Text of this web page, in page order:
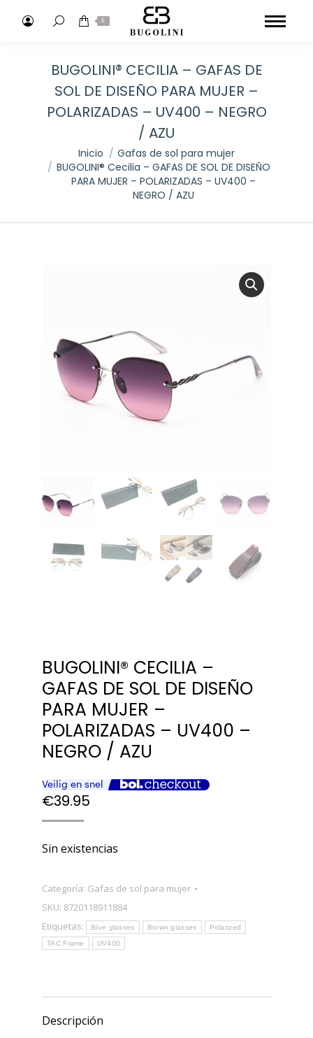
Buscar: 0
BUGOLINI® CECILIA – GAFAS DE
SOL DE DISEÑO PARA MUJER –
POLARIZADAS – UV400 – NEGRO
/ AZU
Estás aquí:
Inicio
Gafas de sol para mujer
BUGOLINI® Cecilia – GAFAS DE SOL DE DISEÑO
PARA MUJER – POLARIZADAS – UV400 –
NEGRO / AZU
BUGOLINI® CECILIA –
GAFAS DE SOL DE DISEÑO
PARA MUJER –
POLARIZADAS – UV400 –
NEGRO / AZU
€39.95
Sin existencias
Categoría: Gafas de sol para mujer
SKU: 8720118911884
Etiquetas:
Blue glasses Brown glasses Polarized
TAC Frame UV400
Descripción